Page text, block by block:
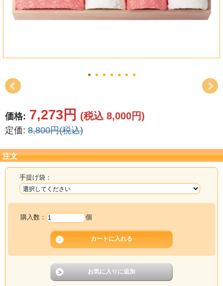
初盆・新盆
プレゼント
長寿のお祝い
カタログ
その他
価格: 7,273円 (税込 8,000円)
定価: 8,800円(税込)
注文
手提げ袋：
購入数： 個